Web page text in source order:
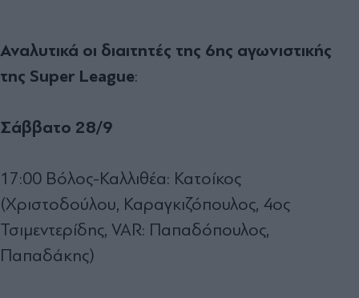
Αναλυτικά οι διαιτητές της 6ης αγωνιστικής
της Super League:
Σάββατο 28/9
17:00 Βόλος-Καλλιθέα: Κατοίκος
(Χριστοδούλου, Καραγκιζόπουλος, 4ος
Τσιμεντερίδης, VAR: Παπαδόπουλος,
Παπαδάκης)